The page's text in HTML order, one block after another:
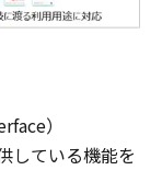
）
している機能を